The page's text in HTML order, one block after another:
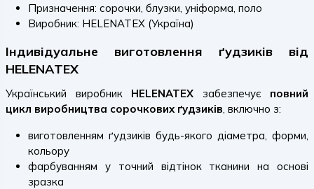
Призначення: сорочки, блузки, уніформа, поло
Виробник: HELENATEX (Україна)
Індивідуальне виготовлення ґудзиків від
HELENATEX
Український виробник HELENATEX забезпечує повний
цикл виробництва сорочкових ґудзиків, включно з:
виготовленням ґудзиків будь-якого діаметра, форми,
кольору
фарбуванням у точний відтінок тканини на основі
зразка